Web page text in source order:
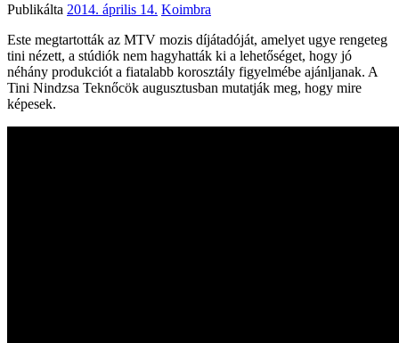
Publikálta 2014. április 14. Koimbra
Este megtartották az MTV mozis díjátadóját, amelyet ugye rengeteg
tini nézett, a stúdiók nem hagyhatták ki a lehetőséget, hogy jó
néhány produkciót a fiatalabb korosztály figyelmébe ajánljanak. A
Tini Nindzsa Teknőcök augusztusban mutatják meg, hogy mire
képesek.